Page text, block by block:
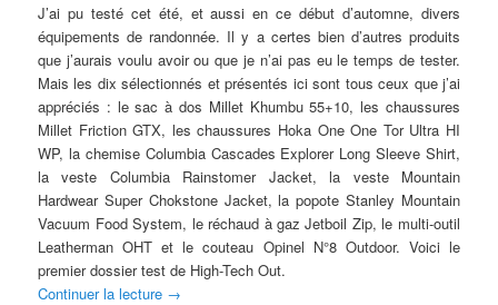
J’ai pu testé cet été, et aussi en ce début d’automne, divers
équipements de randonnée. Il y a certes bien d’autres produits
que j’aurais voulu avoir ou que je n’ai pas eu le temps de tester.
Mais les dix sélectionnés et présentés ici sont tous ceux que j’ai
appréciés : le sac à dos Millet Khumbu 55+10, les chaussures
Millet Friction GTX, les chaussures Hoka One One Tor Ultra HI
WP, la chemise Columbia Cascades Explorer Long Sleeve Shirt,
la veste Columbia Rainstomer Jacket, la veste Mountain
Hardwear Super Chokstone Jacket, la popote Stanley Mountain
Vacuum Food System, le réchaud à gaz Jetboil Zip, le multi-outil
Leatherman OHT et le couteau Opinel N°8 Outdoor. Voici le
premier dossier test de High-Tech Out.
Continuer la lecture →